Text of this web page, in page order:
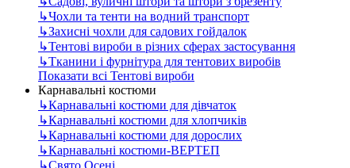
↳Чохли та тенти на водний транспорт
↳Захисні чохли для садових гойдалок
↳Тентові вироби в різних сферах застосування
↳Тканини і фурнітура для тентових виробів
Показати всі Тентові вироби
Карнавальні костюми
↳Карнавальні костюми для дівчаток
↳Карнавальні костюми для хлопчиків
↳Карнавальні костюми для дорослих
↳Карнавальні костюми-ВЕРТЕП
↳Свято Осені